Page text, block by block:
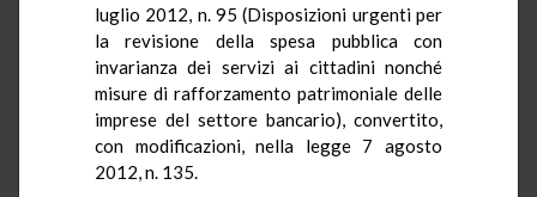
luglio 2012, n. 95 (Disposizioni urgenti per
la revisione della spesa pubblica con
invarianza dei servizi ai cittadini nonché
misure di rafforzamento patrimoniale delle
imprese del settore bancario), convertito,
con modificazioni, nella legge 7 agosto
2012, n. 135.